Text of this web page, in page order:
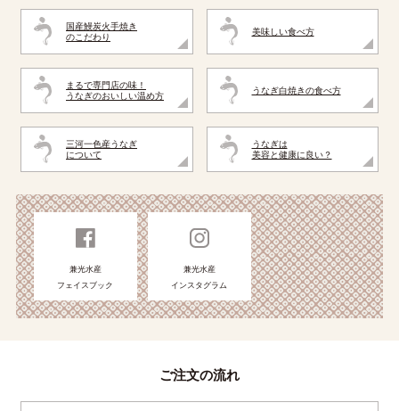
国産鰻炭火手焼き
のこだわり
美味しい食べ方
まるで専門店の味！
うなぎのおいしい温め方
うなぎ白焼きの食べ方
三河一色産うなぎ
について
うなぎは
美容と健康に良い？
兼光水産
フェイスブック
兼光水産
インスタグラム
ご注文の流れ